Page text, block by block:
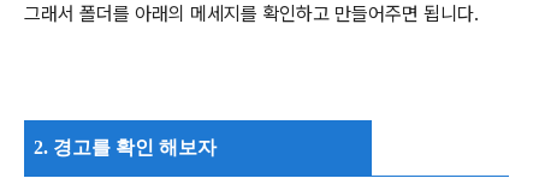
그래서 폴더를 아래의 메세지를 확인하고 만들어주면 됩니다.
2. 경고를 확인 해보자